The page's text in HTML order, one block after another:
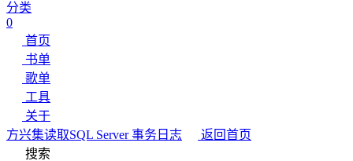
分类
0
首页
书单
歌单
工具
关于
方兴集读取SQL Server 事务日志
返回首页
搜索